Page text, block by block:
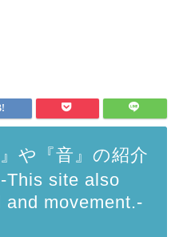
や『音』の紹介
This site also
movement.-